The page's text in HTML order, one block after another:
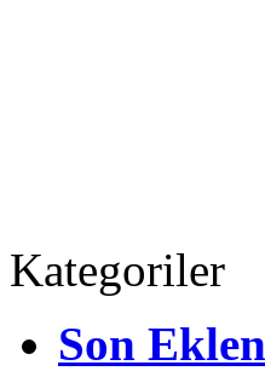
Kategoriler
Son